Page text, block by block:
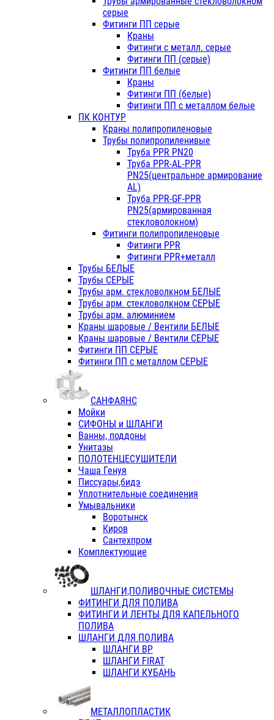
серые
Фитинги ПП серые
Краны
Фитинги с металл. серые
Фитинги ПП (серые)
Фитинги ПП белые
Краны
Фитинги ПП (белые)
Фитинги ПП с металлом белые
ПК КОНТУР
Краны полипропиленовые
Трубы полипропиленивые
Труба PPR PN20
Труба PPR-AL-PPR
PN25(центральное армирование
AL)
Труба PPR-GF-PPR
PN25(армированная
стекловолокном)
Фитинги полипропиленовые
Фитинги PPR
Фитинги PPR+металл
Трубы БЕЛЫЕ
Трубы СЕРЫЕ
Трубы арм. стекловолкном БЕЛЫЕ
Трубы арм. стекловолкном СЕРЫЕ
Трубы арм. алюминием
Краны шаровые / Вентили БЕЛЫЕ
Краны шаровые / Вентили СЕРЫЕ
Фитинги ПП СЕРЫЕ
Фитинги ПП с металлом СЕРЫЕ
САНФАЯНС
Мойки
СИФОНЫ и ШЛАНГИ
Ванны, поддоны
Унитазы
ПОЛОТЕНЦЕСУШИТЕЛИ
Чаша Генуя
Писсуары,бидэ
Уплотнительные соединения
Умывальники
Воротынск
Киров
Сантехпром
Комплектующие
ШЛАНГИ,ПОЛИВОЧНЫЕ СИСТЕМЫ
ФИТИНГИ ДЛЯ ПОЛИВА
ФИТИНГИ И ЛЕНТЫ ДЛЯ КАПЕЛЬНОГО
ПОЛИВА
ШЛАНГИ ДЛЯ ПОЛИВА
ШЛАНГИ ВР
ШЛАНГИ FIRAT
ШЛАНГИ КУБАНЬ
МЕТАЛЛОПЛАСТИК